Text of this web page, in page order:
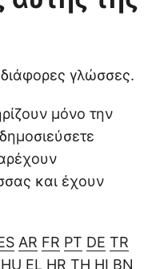
διάφορες γλώσσες.
μόνο την
και έχουν
AR FR PT DE TR
HU EL HR TH HI BN